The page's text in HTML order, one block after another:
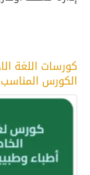
كورسات اللغة
الكورس